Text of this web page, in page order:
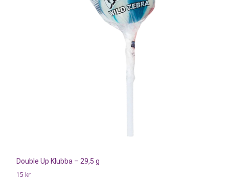
Double Up Klubba – 29,5 g
15 kr